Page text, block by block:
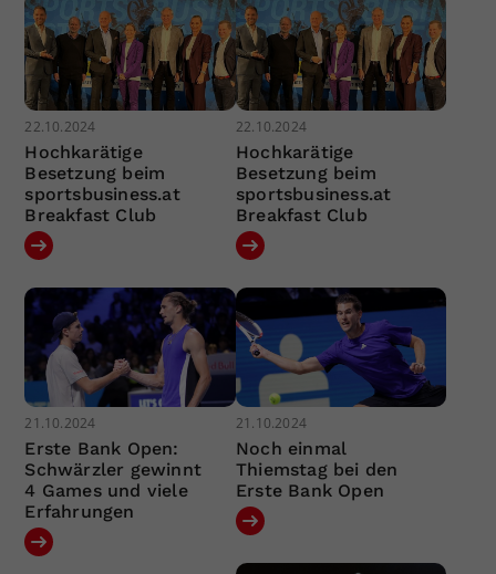
22.10.2024
Hochkarätige
Besetzung beim
sportsbusiness.at
Breakfast Club
22.10.2024
Hochkarätige
Besetzung beim
sportsbusiness.at
Breakfast Club
21.10.2024
Erste Bank Open:
Schwärzler gewinnt
4 Games und viele
Erfahrungen
21.10.2024
Noch einmal
Thiemstag bei den
Erste Bank Open